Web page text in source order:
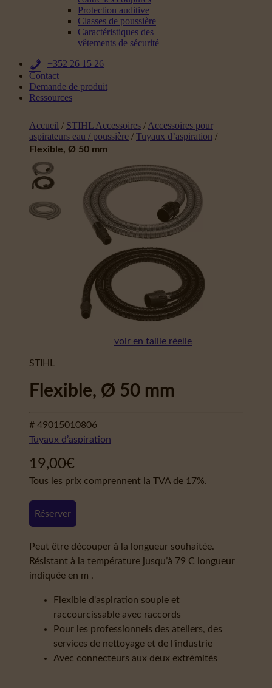
Protection auditive
Classes de poussière
Caractéristiques des
vêtements de sécurité
+352 26 15 26
Contact
Demande de produit
Ressources
Accueil / STIHL Accessoires / Accessoires pour
aspirateurs eau / poussière / Tuyaux d’aspiration /
Flexible, Ø 50 mm
voir en taille réelle
STIHL
Flexible, Ø 50 mm
# 49015010806
Tuyaux d’aspiration
19,00€
Tous les prix comprennent la TVA de 17%.
Réserver
Peut être découper à la longueur souhaitée.
Résistant à la température jusqu’à 79 C longueur
indiquée en m .
Flexible d'aspiration souple et
raccourcissable avec raccords
Pour les professionnels des ateliers, des
services de nettoyage et de l'industrie
Avec connecteurs aux deux extrémités